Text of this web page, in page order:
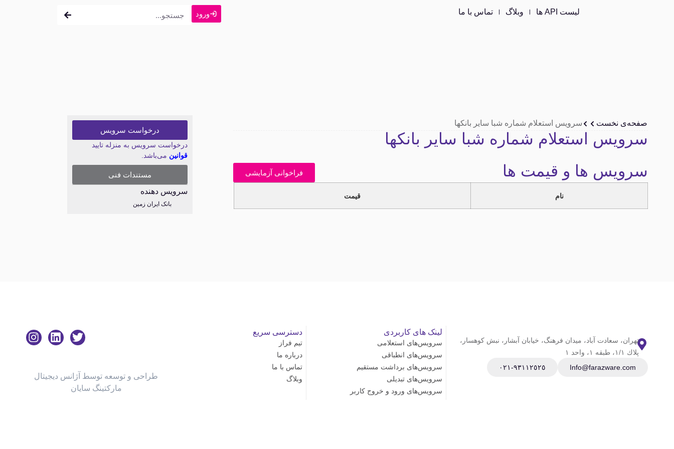
لیست API ها وبلاگ تماس با ما ورود
صفحه‌ی نخست سرویس استعلام شماره شبا سایر بانکها
سرویس استعلام شماره شبا سایر بانکها
سرویس ها و قیمت ها
فراخوانی آزمایشی
نام قیمت
درخواست سرویس
درخواست سرویس به منزله تایید
قوانین می‌باشد.
مستندات فنی
سرویس دهنده
بانک ایران زمین
تهران، سعادت آباد، ميدان فرهنگ، خيابان آبشار، نبش كوهسار،
پلاك ١/١، طبقه ١، واحد ١
Info@farazware.com
٩٣١١٢٥٢٥-٠٢١
لینک های کاربردی
سرویس‌های استعلامی
سرویس‌های انطباقی
سرویس‌های برداشت مستقیم
سرویس‌های تبدیلی
سرویس‌های ورود و خروج کاربر
دسترسی سریع
تیم فراز
درباره ما
تماس با ما
وبلاگ
طراحی و توسعه توسط آژانس دیجیتال
مارکتینگ سایان